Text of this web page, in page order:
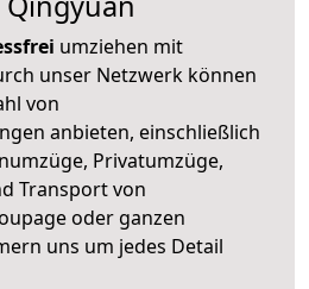
umziehen mit
unser Netzwerk können
von
anbieten, einschließlich
Privatumzüge,
Transport von
oder ganzen
uns um jedes Detail